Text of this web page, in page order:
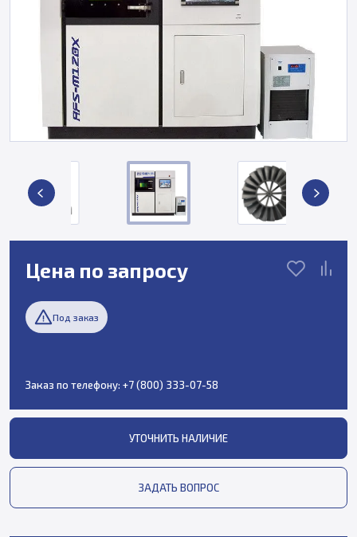
Цена по запросу
Под заказ
Заказ по телефону: +7 (800) 333-07-58
УТОЧНИТЬ НАЛИЧИЕ
ЗАДАТЬ ВОПРОС